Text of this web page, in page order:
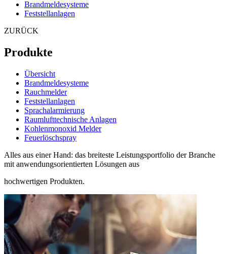
Brandmeldesysteme
Feststellanlagen
ZURÜCK
Produkte
Übersicht
Brandmeldesysteme
Rauchmelder
Feststellanlagen
Sprachalarmierung
Raumlufttechnische Anlagen
Kohlenmonoxid Melder
Feuerlöschspray
Alles aus einer Hand: das breiteste Leistungsportfolio der Branche
mit anwendungsorientierten Lösungen aus
hochwertigen Produkten.